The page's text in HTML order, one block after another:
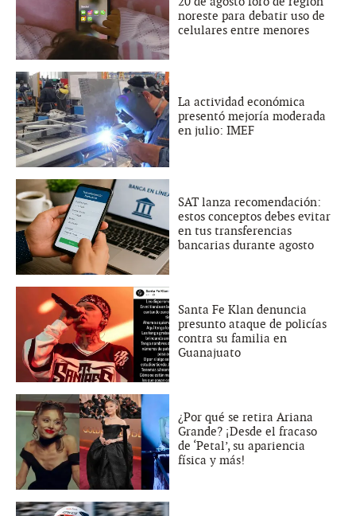
noreste para debatir uso de
celulares entre menores
La actividad económica
presentó mejoría moderada
en julio: IMEF
SAT lanza recomendación:
estos conceptos debes evitar
en tus transferencias
bancarias durante agosto
Santa Fe Klan denuncia
presunto ataque de policías
contra su familia en
Guanajuato
¿Por qué se retira Ariana
Grande? ¡Desde el fracaso
de ‘Petal’, su apariencia
física y más!